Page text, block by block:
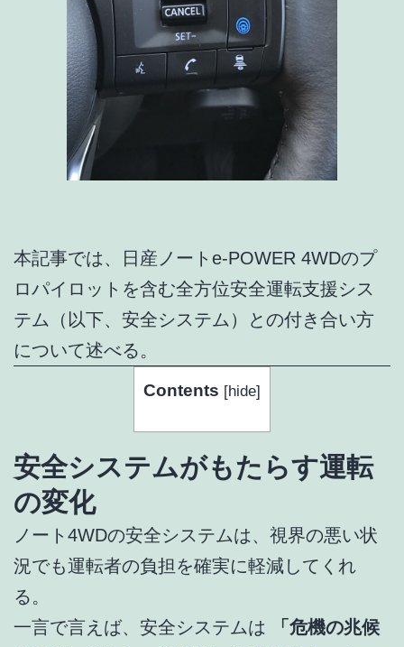
本記事では、日産ノートe-POWER 4WDのプ
ロパイロットを含む全方位安全運転支援シス
テム（以下、安全システム）との付き合い方
について述べる。
Contents [hide]
安全システムがもたらす運転
の変化
ノート4WDの安全システムは、視界の悪い状
況でも運転者の負担を確実に軽減してくれ
る。
一言で言えば、安全システムは
「危機の兆候